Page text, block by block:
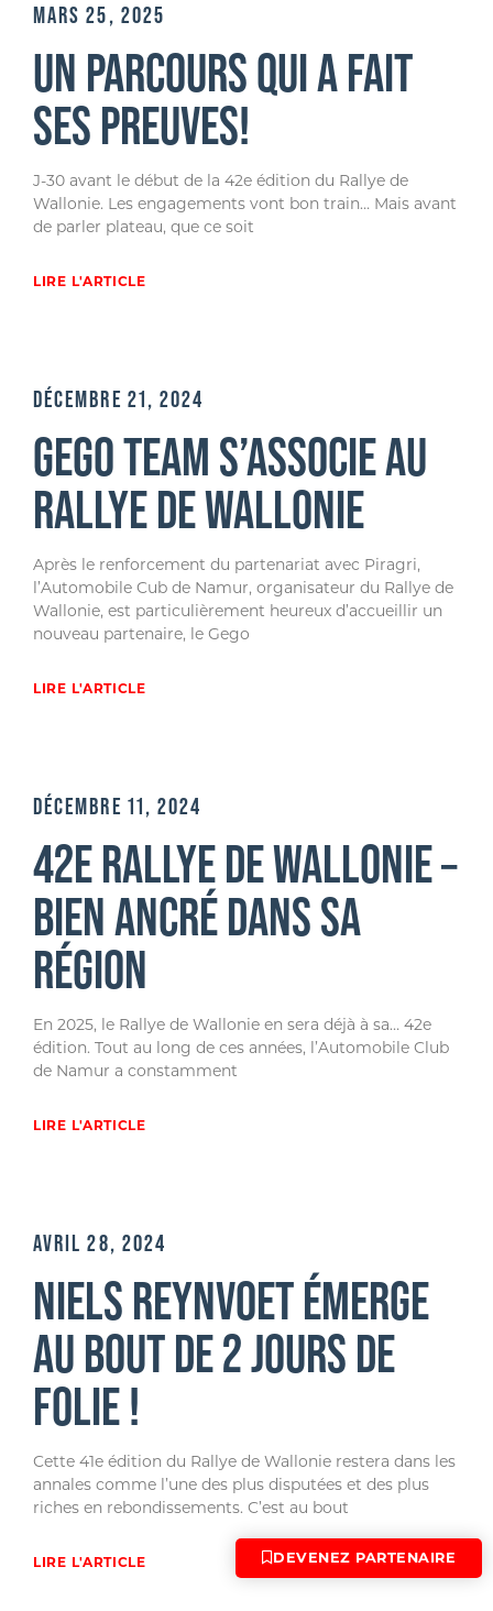
UN PARCOURS QUI A FAIT
SES PREUVES!
MARS 25, 2025
J-30 avant le début de la 42e édition du Rallye de
Wallonie. Les engagements vont bon train… Mais avant
de parler plateau, que ce soit
LIRE L'ARTICLE
GEGO TEAM S’ASSOCIE AU
RALLYE DE WALLONIE
DÉCEMBRE 21, 2024
Après le renforcement du partenariat avec Piragri,
l’Automobile Cub de Namur, organisateur du Rallye de
Wallonie, est particulièrement heureux d’accueillir un
nouveau partenaire, le Gego
LIRE L'ARTICLE
42E RALLYE DE WALLONIE –
BIEN ANCRÉ DANS SA
RÉGION
DÉCEMBRE 11, 2024
En 2025, le Rallye de Wallonie en sera déjà à sa… 42e
édition. Tout au long de ces années, l’Automobile Club
de Namur a constamment
LIRE L'ARTICLE
NIELS REYNVOET ÉMERGE
AU BOUT DE 2 JOURS DE
FOLIE !
AVRIL 28, 2024
Cette 41e édition du Rallye de Wallonie restera dans les
annales comme l’une des plus disputées et des plus
riches en rebondissements. C’est au bout
LIRE L'ARTICLE DEVENEZ PARTENAIRE